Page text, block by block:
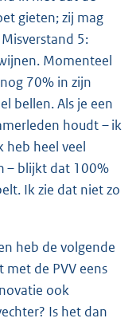
gieten; zij mag
5:
Momenteel
70% in zijn
bellen. Als je een
houdt – ik
heb heel veel
– blijkt dat 100%
Ik zie dat niet zo
heb de volgende
met de PVV eens
ook
Is het dan